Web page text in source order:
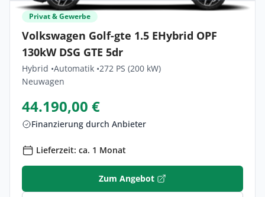
Privat & Gewerbe
Volkswagen Golf-gte 1.5 EHybrid OPF
130kW DSG GTE 5dr
Hybrid •Automatik •272 PS (200 kW)
Neuwagen
44.190,00 €
Finanzierung durch Anbieter
Lieferzeit: ca. 1 Monat
Zum Angebot